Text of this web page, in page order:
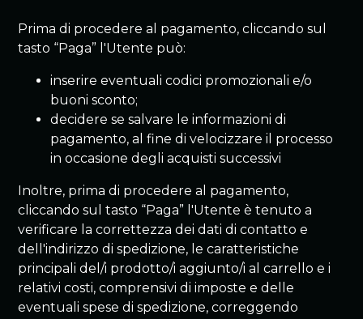
Prima di procedere al pagamento, cliccando sul
tasto “Paga” l'Utente può:
inserire eventuali codici promozionali e/o
buoni sconto;
decidere se salvare le informazioni di
pagamento, al fine di velocizzare il processo
in occasione degli acquisti successivi
Inoltre, prima di procedere al pagamento,
cliccando sul tasto “Paga” l'Utente è tenuto a
verificare la correttezza dei dati di contatto e
dell'indirizzo di spedizione, le caratteristiche
principali del/i prodotto/i aggiunto/i al carrello e i
relativi costi, comprensivi di imposte e delle
eventuali spese di spedizione, correggendo